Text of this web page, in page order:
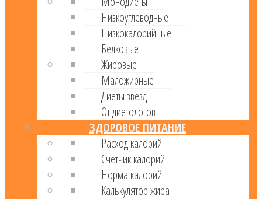
Низкоуглеводные
Низкокалорийные
Белковые
Жировые
Маложирные
Диеты звезд
От диетологов
ЗДОРОВОЕ ПИТАНИЕ
Расход калорий
Cчетчик калорий
Норма калорий
Калькулятор жира